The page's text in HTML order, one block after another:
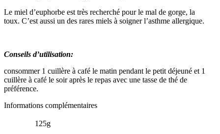
Le miel d’euphorbe est très recherché pour le mal de gorge, la
toux. C’est aussi un des rares miels à soigner l’asthme allergique.
Conseils d’utilisation:
consommer 1 cuillère à café le matin pendant le petit déjeuné et 1
cuillère à café le soir après le repas avec une tasse de thé de
préférence.
Informations complémentaires
125g